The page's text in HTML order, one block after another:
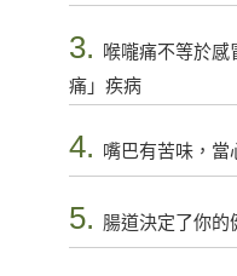
3.
喉嚨痛不等於
痛」疾病
4. 嘴巴有苦味，當
5. 腸道決定了你的